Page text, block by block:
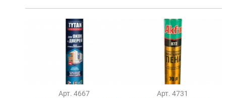
Арт. 4667 Арт. 4731